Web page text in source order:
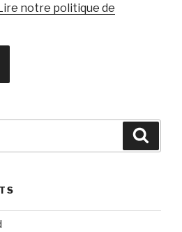
notre politique de